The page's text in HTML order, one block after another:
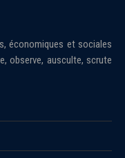
économiques et sociales
observe, ausculte, scrute